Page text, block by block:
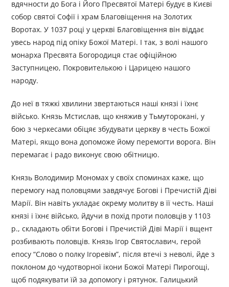
вдячности до Бога і Його Пресвятої Матері будує в Києві
собор святої Софії і храм Благовіщення на Золотих
Воротах. У 1037 році у церкві Благовіщення він віддає
увесь народ під опіку Божої Матері. І так, з волі нашого
монарха Пресвята Богородиця стає офіційною
Заступницею, Покровителькою і Царицею нашого
народу.
До неї в тяжкі хвилини звертаються наші князі і їхнє
військо. Князь Мстислав, що княжив у Тьмуторокані, у
бою з черкесами обіцяє збудувати церкву в честь Божої
Матері, якщо вона допоможе йому перемогти ворога. Він
перемагає і радо виконує свою обітницю.
Князь Володимир Мономах у своїх споминах каже, що
перемогу над половцями завдячує Богові і Пречистій Діві
Марії. Він навіть укладає окрему молитву в її честь. Наші
князі і їхнє військо, йдучи в похід проти половців у 1103
p., складають обіти Богові і Пречистій Діві Марії і вщент
розбивають половців. Князь Ігор Святославич, герой
епосу “Слово о полку Ігоревім”, після втечі з неволі, йде з
поклоном до чудотворної ікони Божої Матері Пирогощі,
щоб подякувати їй за допомогу і рятунок. Галицький